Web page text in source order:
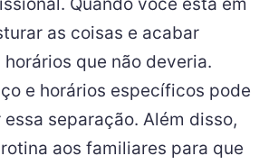
as coisas e acabar
que não deveria.
e horários específicos pode
separação. Além disso,
aos familiares para que